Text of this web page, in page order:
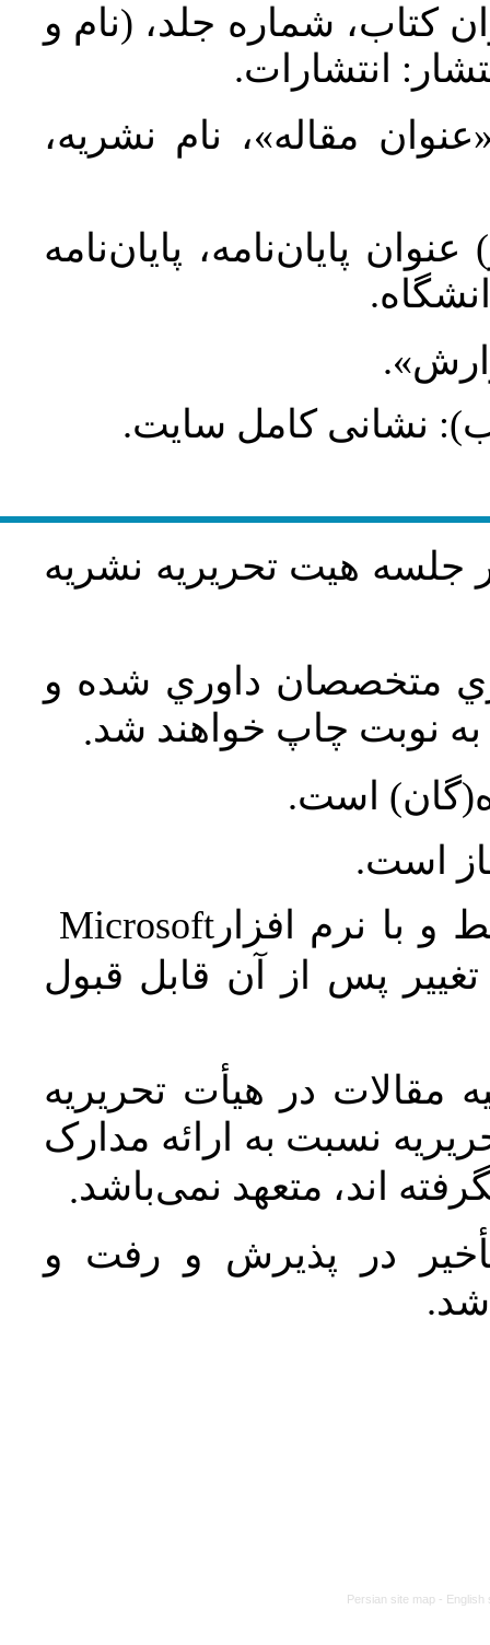
کتاب، شماره جلد، (نام و
انتشارات.
مقاله»، نام نشریه،
پایان‌نامه، پایان‌نامه
نشانی کامل سایت.
جلسه هيت تحريريه نشريه
متخصصان داوري شده و
نوبت چاپ خواهند شد.
است.
است.
و با نرم افزارMicrosoft
پس از آن قابل قبول
مقالات در هیأت تحریریه
نسبت به ارائه مدارک
اند، متعهد نمی‌باشد.
در پذیرش و رفت و
شد.
Persian site map - English